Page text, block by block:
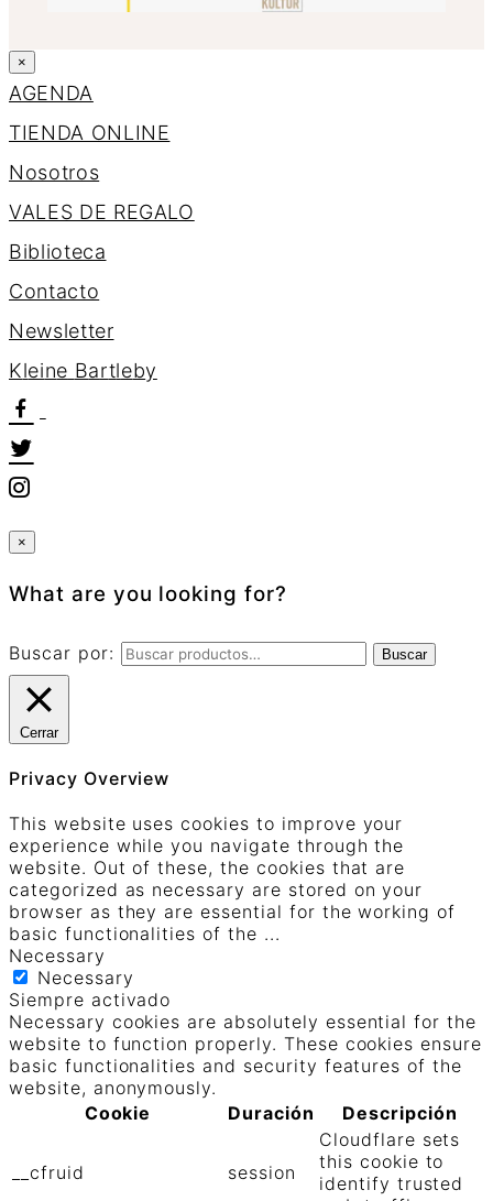
×
AGENDA
TIENDA ONLINE
Nosotros
VALES DE REGALO
Biblioteca
Contacto
Newsletter
Kleine Bartleby
×
What are you looking for?
Buscar por: Buscar
Cerrar
Privacy Overview
This website uses cookies to improve your
experience while you navigate through the
website. Out of these, the cookies that are
categorized as necessary are stored on your
browser as they are essential for the working of
basic functionalities of the ...
Necessary
Necessary
Siempre activado
Necessary cookies are absolutely essential for the
website to function properly. These cookies ensure
basic functionalities and security features of the
website, anonymously.
Cookie
Duración Descripción
__cfruid session
Cloudflare sets
this cookie to
identify trusted